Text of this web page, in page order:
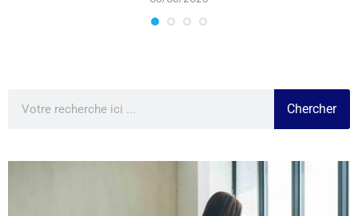
Chercher